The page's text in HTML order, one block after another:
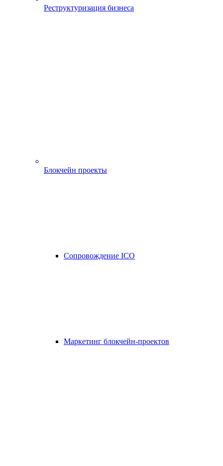
Реструктуризация бизнеса
Блокчейн проекты
Сопровождение ICO
Маркетинг блокчейн-проектов